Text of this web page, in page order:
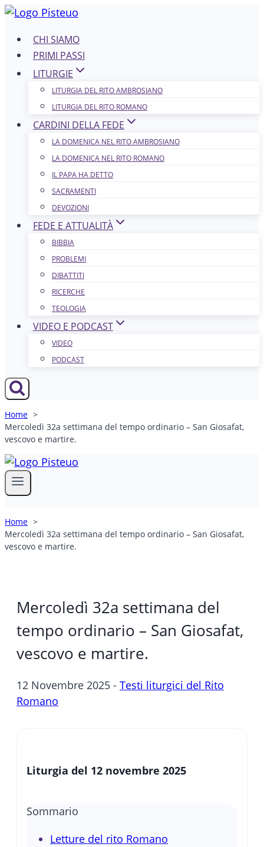
Salta
contenutoCHI SIAMO
PRIMI PASSI
LITURGIE
LITURGIA DEL RITO AMBROSIANO
LITURGIA DEL RITO ROMANO
CARDINI DELLA FEDE
LA DOMENICA NEL R​​​​​​ITO AMBROSIANO
LA DOMENICA NEL RITO ROMANO
IL PAPA HA DETTO
SACRAMENTI
DEVOZIONI
FEDE E ATTUALITÀ
BIBBIA
PROBLEMI
DIBATTITI
RICERCHE
TEOLOGIA
VIDEO E PODCAST
VIDEO
PODCAST
Home
Mercoledì 32a settimana del tempo ordinario – San Giosafat,
vescovo e martire.
Home
Mercoledì 32a settimana del tempo ordinario – San Giosafat,
vescovo e martire.
Mercoledì 32a settimana del
tempo ordinario – San Giosafat,
vescovo e martire.
12 Novembre 2025 - Testi liturgici del Rito
Romano
Liturgia del 12 novembre 2025
Sommario
Letture del rito Romano